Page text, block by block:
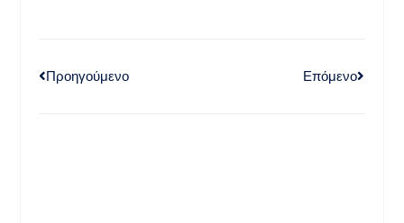
Προηγούμενο Επόμενο